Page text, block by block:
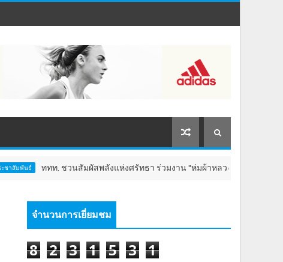
ททท. ชวนสัมผัสพลังแห่งศรัทธา ร่วมงาน "ห่มผ้าหลวงปู่ทวด ครั้งที่ 13 ปี
จำนวนการเยี่ยมชม
8 2 3 1 5 3 1